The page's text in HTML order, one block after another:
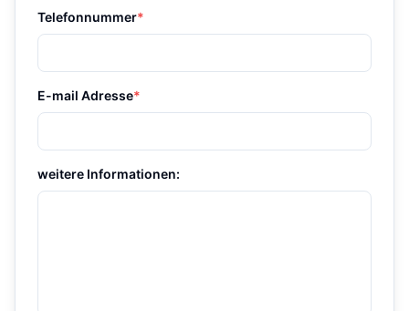
Telefonnummer*
E-mail Adresse*
weitere Informationen: